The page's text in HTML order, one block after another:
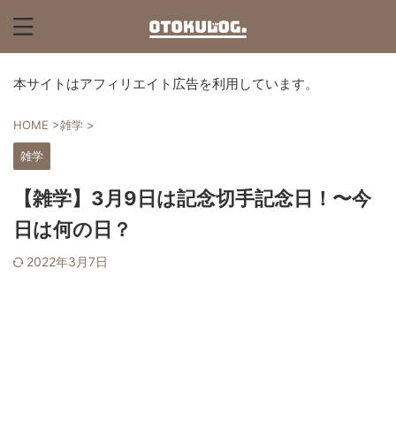
本サイトはアフィリエイト広告を利用しています。
HOME >雑学 >
雑学
【雑学】3月9日は記念切手記念日！〜今
日は何の日？
2022年3月7日